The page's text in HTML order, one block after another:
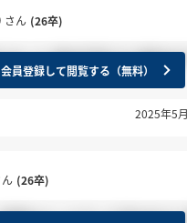
さん (26卒)
した 意味不明です 雑談ば
会員登録して閲覧する（無料）
2025年5
ん (26卒)
果はメールでって言われたら